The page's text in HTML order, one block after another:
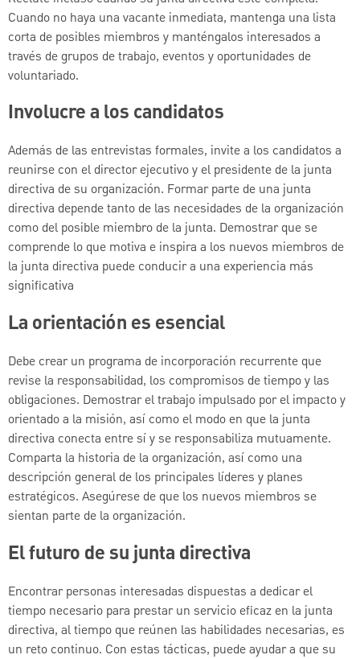
Cuando no haya una vacante inmediata, mantenga una lista
corta de posibles miembros y manténgalos interesados a
través de grupos de trabajo, eventos y oportunidades de
voluntariado.
Involucre a los candidatos
Además de las entrevistas formales, invite a los candidatos a
reunirse con el director ejecutivo y el presidente de la junta
directiva de su organización. Formar parte de una junta
directiva depende tanto de las necesidades de la organización
como del posible miembro de la junta. Demostrar que se
comprende lo que motiva e inspira a los nuevos miembros de
la junta directiva puede conducir a una experiencia más
significativa
La orientación es esencial
Debe crear un programa de incorporación recurrente que
revise la responsabilidad, los compromisos de tiempo y las
obligaciones. Demostrar el trabajo impulsado por el impacto y
orientado a la misión, así como el modo en que la junta
directiva conecta entre sí y se responsabiliza mutuamente.
Comparta la historia de la organización, así como una
descripción general de los principales líderes y planes
estratégicos. Asegúrese de que los nuevos miembros se
sientan parte de la organización.
El futuro de su junta directiva
Encontrar personas interesadas dispuestas a dedicar el
tiempo necesario para prestar un servicio eficaz en la junta
directiva, al tiempo que reúnen las habilidades necesarias, es
un reto continuo. Con estas tácticas, puede ayudar a que su